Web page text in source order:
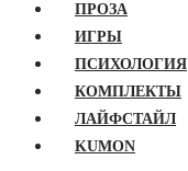
ПРОЗА
ИГРЫ
ПСИХОЛОГИЯ
КОМПЛЕКТЫ
ЛАЙФСТАЙЛ
KUMON